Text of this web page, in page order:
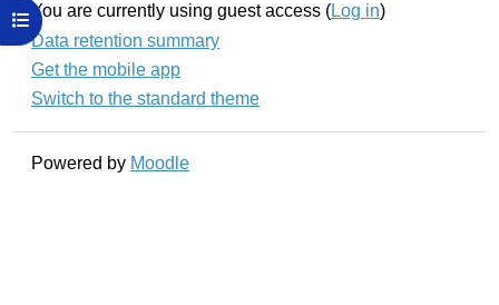
Open course index
You are currently using guest access (Log in)
Data retention summary
Get the mobile app
Switch to the standard theme
Powered by Moodle